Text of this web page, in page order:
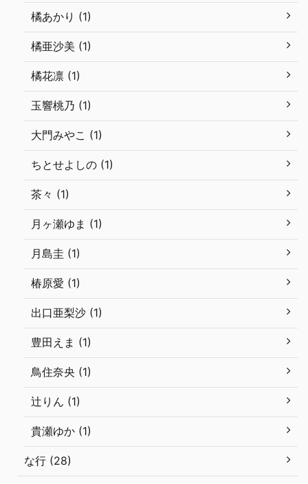
橘あかり (1)
橘亜沙美 (1)
橘花凛 (1)
玉響桃乃 (1)
大門みやこ (1)
ちとせよしの (1)
茶々 (1)
月ヶ瀬ゆま (1)
月島圭 (1)
椿原愛 (1)
出口亜梨沙 (1)
豊田えま (1)
鳥住奈央 (1)
辻りん (1)
貴瀬ゆか (1)
な行 (28)